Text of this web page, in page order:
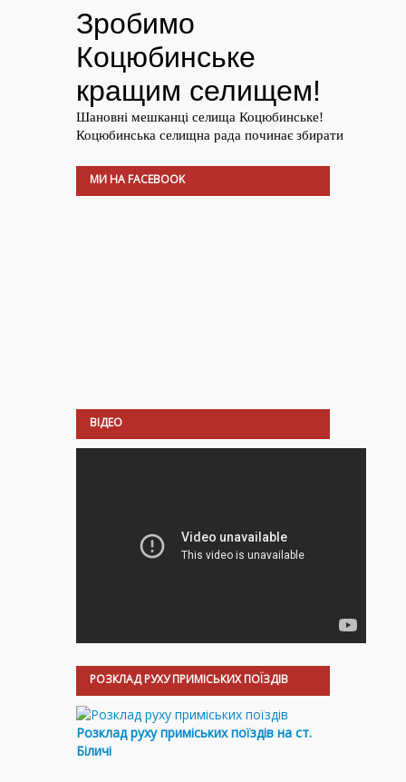
МИ НА FACEBOOK
ВІДЕО
РОЗКЛАД РУХУ ПРИМІСЬКИХ ПОЇЗДІВ
Розклад руху приміських поїздів на ст.
Біличі